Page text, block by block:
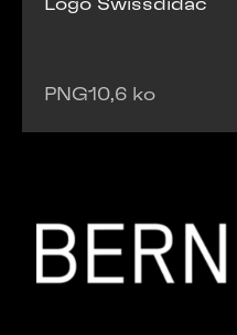
Logo Swissdidac
PNG10,6 ko